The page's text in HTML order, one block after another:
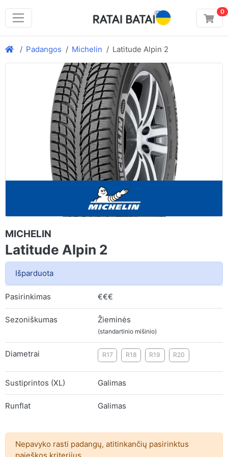
0
Padangos Michelin Latitude Alpin 2
MICHELIN
Latitude Alpin 2
Išparduota
Pasirinkimas €€€
Sezoniškumas Žieminės
(standartinio mišinio)
Diametrai R17 R18 R19 R20
Sustiprintos (XL) Galimas
Runflat Galimas
Nepavyko rasti padangų, atitinkančių pasirinktus